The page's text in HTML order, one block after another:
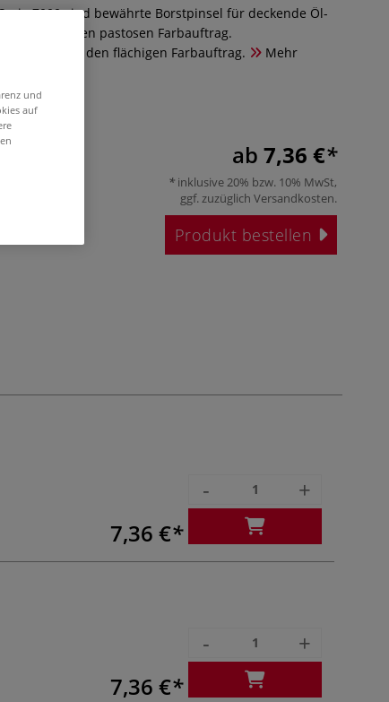
7000 sind bewährte Borstpinsel für deckende Öl-
sowie für den pastosen Farbauftrag.
für den flächigen Farbauftrag.
Mehr
ab 7,36 €
inklusive 20% bzw. 10% MwSt,
ggf. zuzüglich Versandkosten.
Produkt bestellen
7,36 €
- +
7,36 €
- +
und
auf